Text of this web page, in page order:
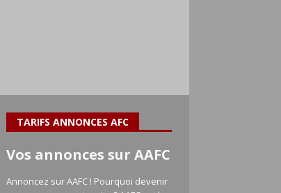
TARIFS ANNONCES AFC
Vos annonces sur AAFC
Annoncez sur AAFC ! Pourquoi devenir